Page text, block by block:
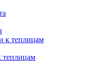
к теплицам
теплицам